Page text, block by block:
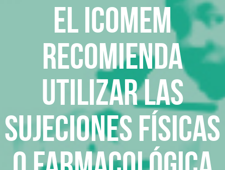
El ICOMEM
recomienda
utilizar las
sujeciones físicas